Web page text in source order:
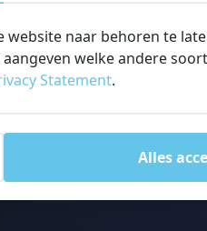
naar behoren te
welke andere
Statement.
Alles